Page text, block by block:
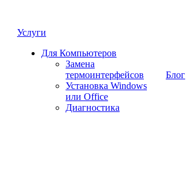
Услуги
Для Компьютеров
Замена
термоинтерфейсов
Установка Windows
или Office
Диагностика
Блог